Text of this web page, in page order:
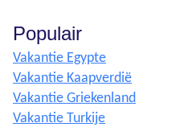
Populair
Vakantie Egypte
Vakantie Kaapverdië
Vakantie Griekenland
Vakantie Turkije